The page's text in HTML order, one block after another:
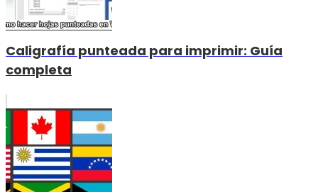
Caligrafía punteada para imprimir: Guía
completa